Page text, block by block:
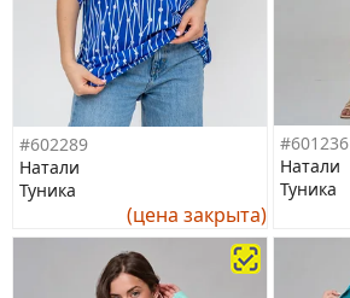
#602289
Натали
Туника
(цена закрыта)
#601236
Натали
Туника